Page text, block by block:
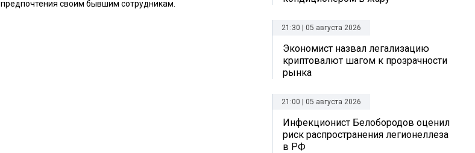
предпочтения своим бывшим сотрудникам.
21:30 | 05 августа 2026
Экономист назвал легализацию
криптовалют шагом к прозрачности
рынка
21:00 | 05 августа 2026
Инфекционист Белобородов оценил
риск распространения легионеллеза
в РФ